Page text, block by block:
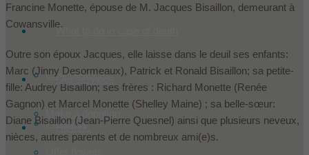
What to do in case of death
Condoleances
Make a donation
Our services
Products
Historic
Francine Monette, épouse de M. Jacques Bisaillon, demeurant à
Cowansville.
Outre son époux Jacques, elle laisse dans le deuil ses enfants:
Marc (Jinny Desormeaux), Patrick et Ronald Bisaillon; sa petite-
fille: Audrey Bisaillon; ses frères : Richard Monette (Renée
Gagnon) et Marcel Monette (Shelley Maine) ; sa belle-sœur:
Diane Bisaillon (Jean-Pierre Quesnel) ainsi que plusieurs neveux,
nièces, autres parents et de nombreux ami(e)s.